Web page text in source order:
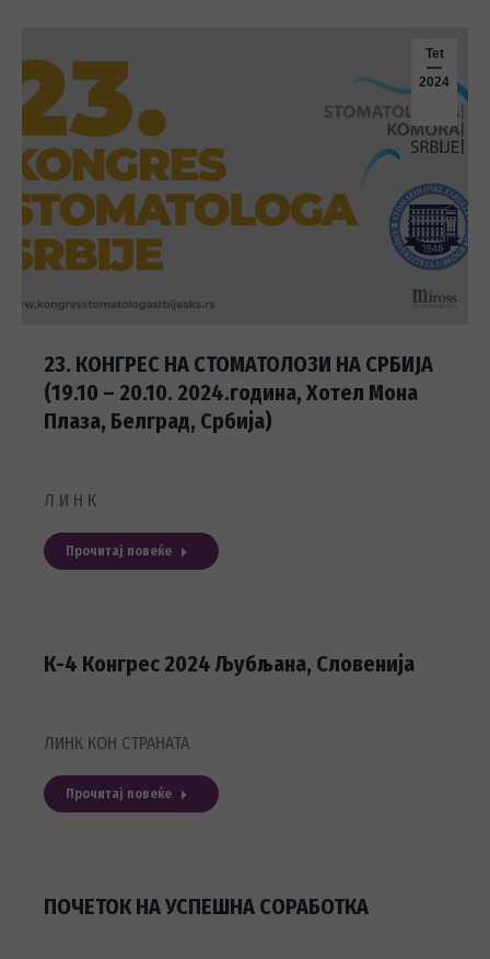
Tet
2024
23. КОНГРЕС НА СТОМАТОЛОЗИ НА СРБИЈА
(19.10 – 20.10. 2024.година, Хотел Мона
Плаза, Белград, Србија)
Л И Н К
Прочитај повеќе
К-4 Конгрес 2024 Љубљана, Словенија
ЛИНК КОН СТРАНАТА
Прочитај повеќе
ПОЧЕТОК НА УСПЕШНА СОРАБОТКА